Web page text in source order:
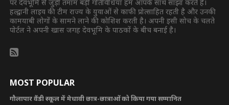
पर देवभूमि से जुड़ी तमाम बड़ी गतिविधियां हम आपके साथ साझा करते हैं।
हल्द्वानी लाइव की टीम राज्य के युवाओं से काफी प्रोत्साहित रहती है और उनकी
कामयाबी लोगों के सामने लाने की कोशिश करती है। अपनी इसी सोच के चलते
पोर्टल ने अपनी खास जगह देवभूमि के पाठकों के बीच बनाई है।
MOST POPULAR
गौलापार वैंडी स्कूल में मेधावी छात्र-छात्राओं को किया गया सम्मानित